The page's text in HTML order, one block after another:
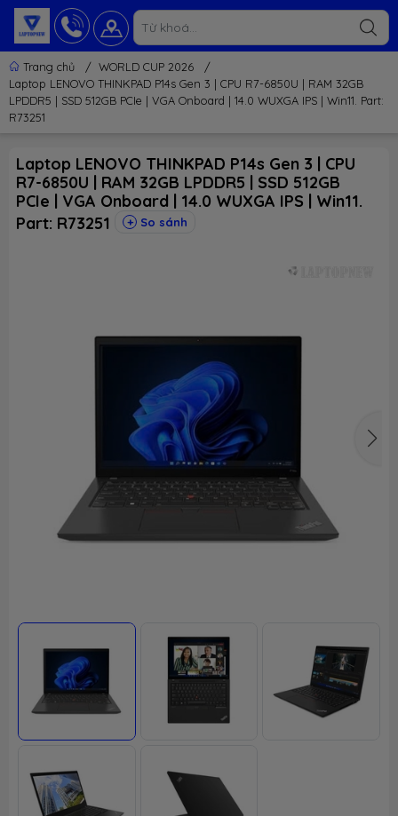
Trang chủ / WORLD CUP 2026
/
Laptop LENOVO THINKPAD P14s Gen 3 | CPU R7-6850U | RAM 32GB
LPDDR5 | SSD 512GB PCIe | VGA Onboard | 14.0 WUXGA IPS | Win11. Part:
R73251
Laptop LENOVO THINKPAD P14s Gen 3 | CPU
R7-6850U | RAM 32GB LPDDR5 | SSD 512GB
PCIe | VGA Onboard | 14.0 WUXGA IPS | Win11.
Part: R73251
So sánh